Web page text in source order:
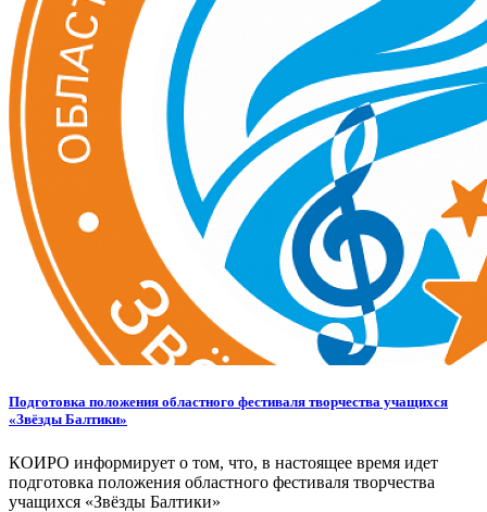
Подготовка положения областного фестиваля творчества учащихся
«Звёзды Балтики»
КОИРО информирует о том, что, в настоящее время идет
подготовка положения областного фестиваля творчества
учащихся «Звёзды Балтики»